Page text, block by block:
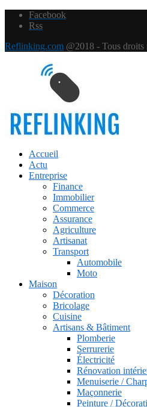
Facebook
Rss
Reflinking.com @2018 - Tous droits
Accueil
Actu
Entreprise
Finance
Immobilier
Commerce
Assurance
Agriculture
Artisanat
Transport
Automobile
Moto
Maison
Décoration
Bricolage
Cuisine
Artisans & Bâtiment
Plomberie
Serrurerie
Électricité
Rénovation
Menuiserie /
Maçonnerie
Peinture /